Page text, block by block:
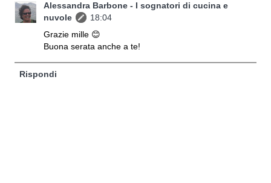
Alessandra Barbone - I sognatori di cucina e
nuvole
18:04
Grazie mille 😊
Buona serata anche a te!
Rispondi